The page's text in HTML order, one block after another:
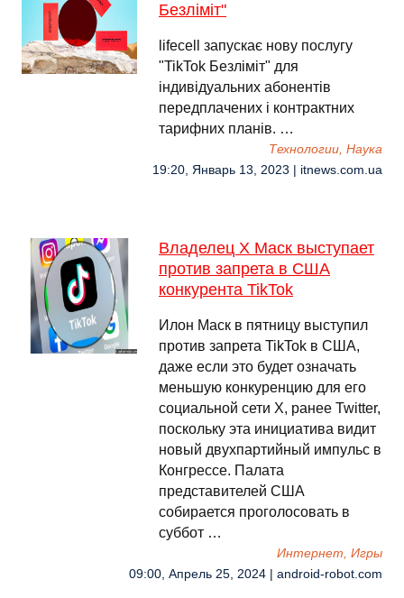
Безліміт"
lifecell запускає нову послугу
"TikTok Безліміт" для
індивідуальних абонентів
передплачених і контрактних
тарифних планів. …
Технологии, Наука
19:20, Январь 13, 2023 | itnews.com.ua
Владелец X Маск выступает
против запрета в США
конкурента TikTok
Илон Маск в пятницу выступил
против запрета TikTok в США,
даже если это будет означать
меньшую конкуренцию для его
социальной сети X, ранее Twitter,
поскольку эта инициатива видит
новый двухпартийный импульс в
Конгрессе. Палата
представителей США
собирается проголосовать в
суббот …
Интернет, Игры
09:00, Апрель 25, 2024 | android-robot.com